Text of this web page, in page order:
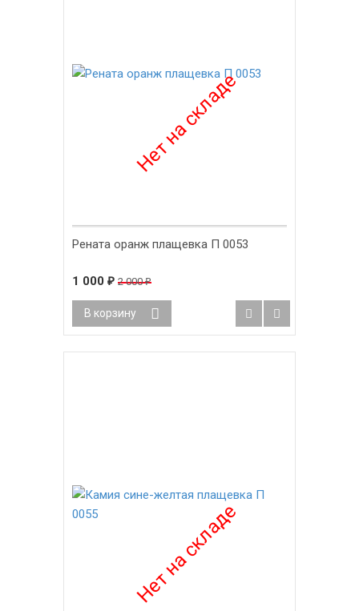
Рената оранж плащевка П 0053
1 000 ₽ 2 000₽
В корзину